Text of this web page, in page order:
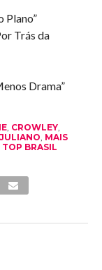
Plano”
Trás da
Drama”
, CROWLEY,
MAIS
TOP BRASIL